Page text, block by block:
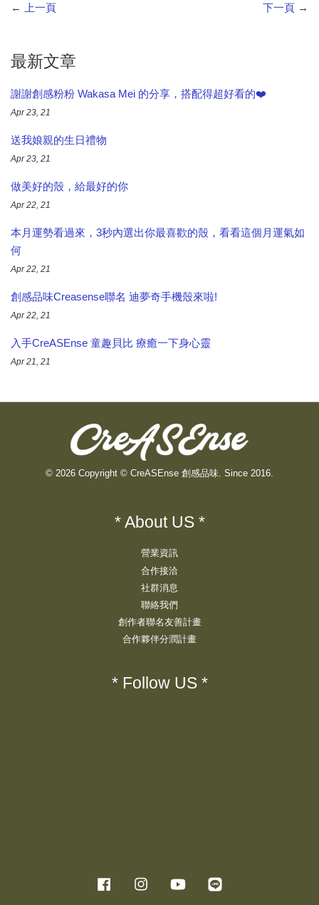
← 上一頁 下一頁 →
最新文章
謝謝創感粉粉 Wakasa Mei 的分享，搭配得超好看的❤️
Apr 23, 21
送我娘親的生日禮物
Apr 23, 21
做美好的殼，給最好的你​
Apr 22, 21
本月運勢看過來​，3秒內選出你最喜歡的殼，看看這個月運氣如
何
Apr 22, 21
創感品味Creasense聯名 迪夢奇手機殼來啦!
Apr 22, 21
入手CreASEnse 童趣貝比 療癒一下身心靈
Apr 21, 21
© 2026 Copyright © CreASEnse 創感品味. Since 2016.
* About US *
營業資訊
合作接洽
社群消息
聯絡我們
創作者聯名友善計畫
合作夥伴分潤計畫
* Follow US *
Facebook Instagram YouTube